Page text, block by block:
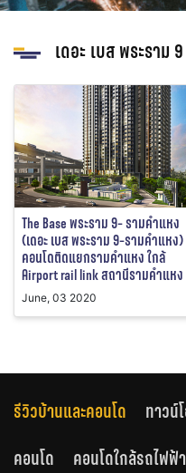
เดอะ เบส พระราม
The Base พระราม 9- รามคำแหง
(เดอะ เบส พระราม 9-รามคำแหง)
คอนโดติดแยกรามคำแหง ใกล้
Airport rail link สถานีรามคำแหง
June, 03 2020
รีวิวบ้านและคอนโด ทาวน์
คอนโด
คอนโดใกล้รถไฟ